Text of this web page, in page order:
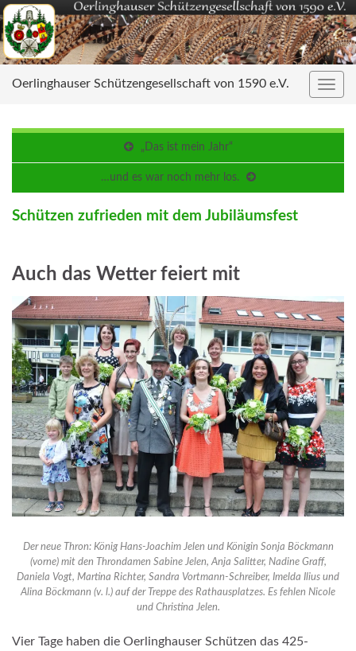
Oerlinghauser Schützengesellschaft von 1590 e.V.
„Das ist mein Jahr“
…und es war noch mehr los.
Schützen zufrieden mit dem Jubiläumsfest
Auch das Wetter feiert mit
Der neue Thron: König Hans-Joachim Jelen und Königin Sonja Böckmann
(vorne) mit den Throndamen Sabine Jelen, Anja Salitter, Nadine Graff,
Daniela Vogt, Martina Richter, Sandra Vortmann-Schreiber, Imelda Ilius und
Alina Böckmann (v. l.) auf der Treppe des Rathausplatzes. Es fehlen Nicole
und Christina Jelen.
Vier Tage haben die Oerlinghauser Schützen das 425-